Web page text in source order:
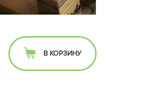
В КОРЗИНУ